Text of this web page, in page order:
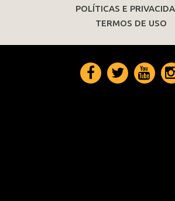
POLÍTICAS E
TERMOS DE USO